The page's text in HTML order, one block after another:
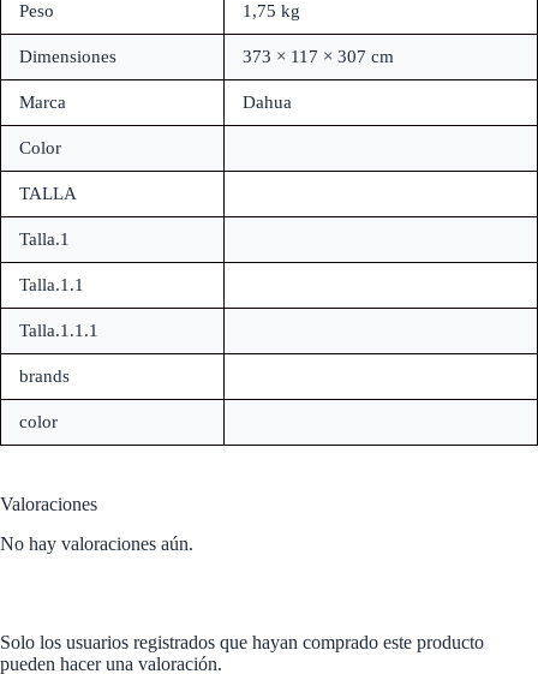
Peso 1,75 kg
Dimensiones 373 × 117 × 307 cm
Marca Dahua
Color
TALLA
Talla.1
Talla.1.1
Talla.1.1.1
brands
color
Valoraciones
No hay valoraciones aún.
Solo los usuarios registrados que hayan comprado este producto
pueden hacer una valoración.